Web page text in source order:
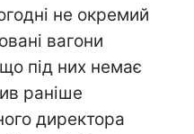
не окремий
вагони
під них немає
раніше
директора